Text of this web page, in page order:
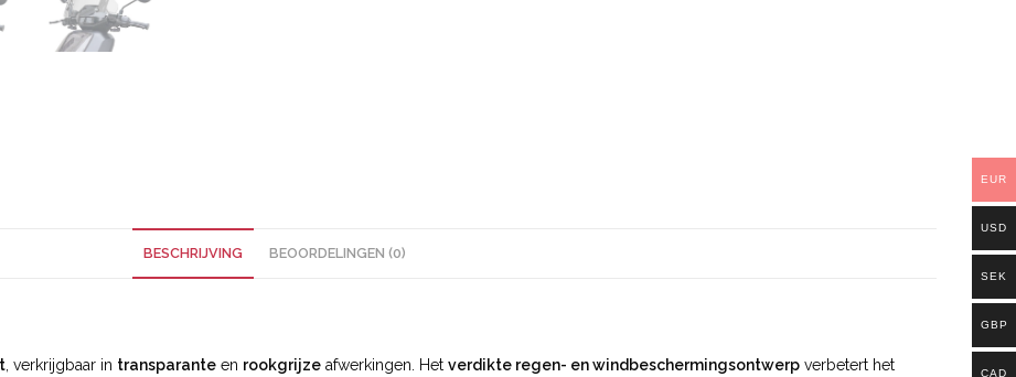
BESCHRIJVING BEOORDELINGEN (0)
, verkrijgbaar in transparante en rookgrijze afwerkingen. Het verdikte regen- en windbeschermingsontwerp verbetert het
EUR
USD
SEK
GBP
CAD